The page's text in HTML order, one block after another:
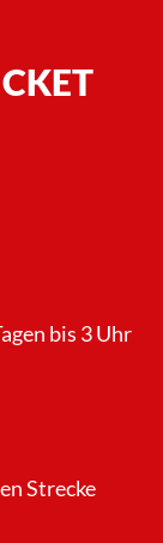
bis 3 Uhr
Strecke